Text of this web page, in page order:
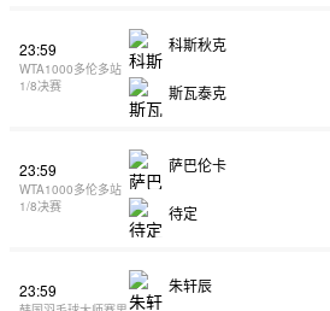
23:59
WTA1000多伦多站
1/8决赛
科斯秋克
斯瓦泰克
23:59
WTA1000多伦多站
1/8决赛
萨巴伦卡
待定
23:59 朱轩辰